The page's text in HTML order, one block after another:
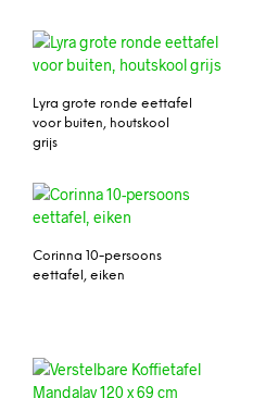
Lyra grote ronde eettafel
voor buiten, houtskool
grijs
Corinna 10-persoons
eettafel, eiken